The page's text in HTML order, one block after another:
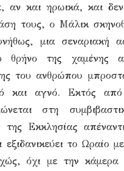
αν και ηρωικά, και δεν
τους, ο Μάλικ
μια σεναριακή
θρήνο της χαμένης
του ανθρώπου
και αγνό. Εκτός
στη
της Εκκλησίας
εξιδανικεύει το Ωραίο
όχι με την κάμερα